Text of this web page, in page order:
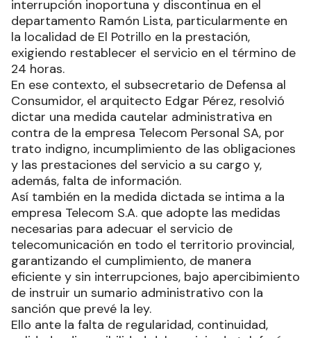
interrupción inoportuna y discontinua en el
departamento Ramón Lista, particularmente en
la localidad de El Potrillo en la prestación,
exigiendo restablecer el servicio en el término de
24 horas.
En ese contexto, el subsecretario de Defensa al
Consumidor, el arquitecto Edgar Pérez, resolvió
dictar una medida cautelar administrativa en
contra de la empresa Telecom Personal SA, por
trato indigno, incumplimiento de las obligaciones
y las prestaciones del servicio a su cargo y,
además, falta de información.
Así también en la medida dictada se intima a la
empresa Telecom S.A. que adopte las medidas
necesarias para adecuar el servicio de
telecomunicación en todo el territorio provincial,
garantizando el cumplimiento, de manera
eficiente y sin interrupciones, bajo apercibimiento
de instruir un sumario administrativo con la
sanción que prevé la ley.
Ello ante la falta de regularidad, continuidad,